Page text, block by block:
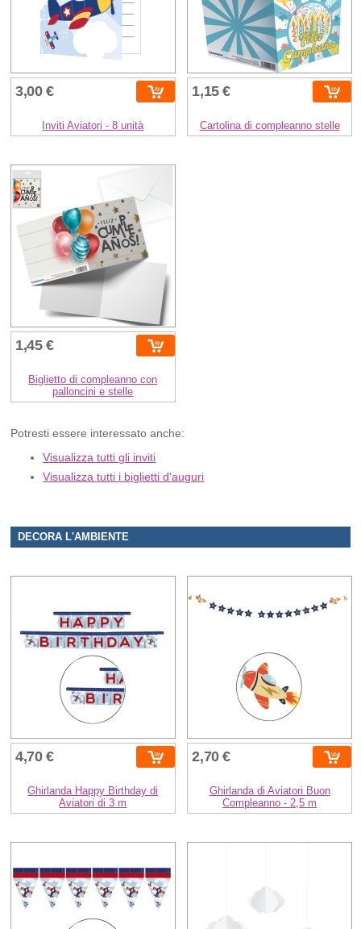
3,00 €
Inviti Aviatori - 8 unità
1,15 €
Cartolina di compleanno stelle
1,45 €
Biglietto di compleanno con
palloncini e stelle
Potresti essere interessato anche:
Visualizza tutti gli inviti
Visualizza tutti i biglietti d'auguri
DECORA L'AMBIENTE
4,70 €
Ghirlanda Happy Birthday di
Aviatori di 3 m
2,70 €
Ghirlanda di Aviatori Buon
Compleanno - 2,5 m